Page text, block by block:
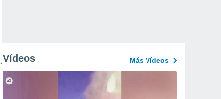
Vídeos Más Vídeos